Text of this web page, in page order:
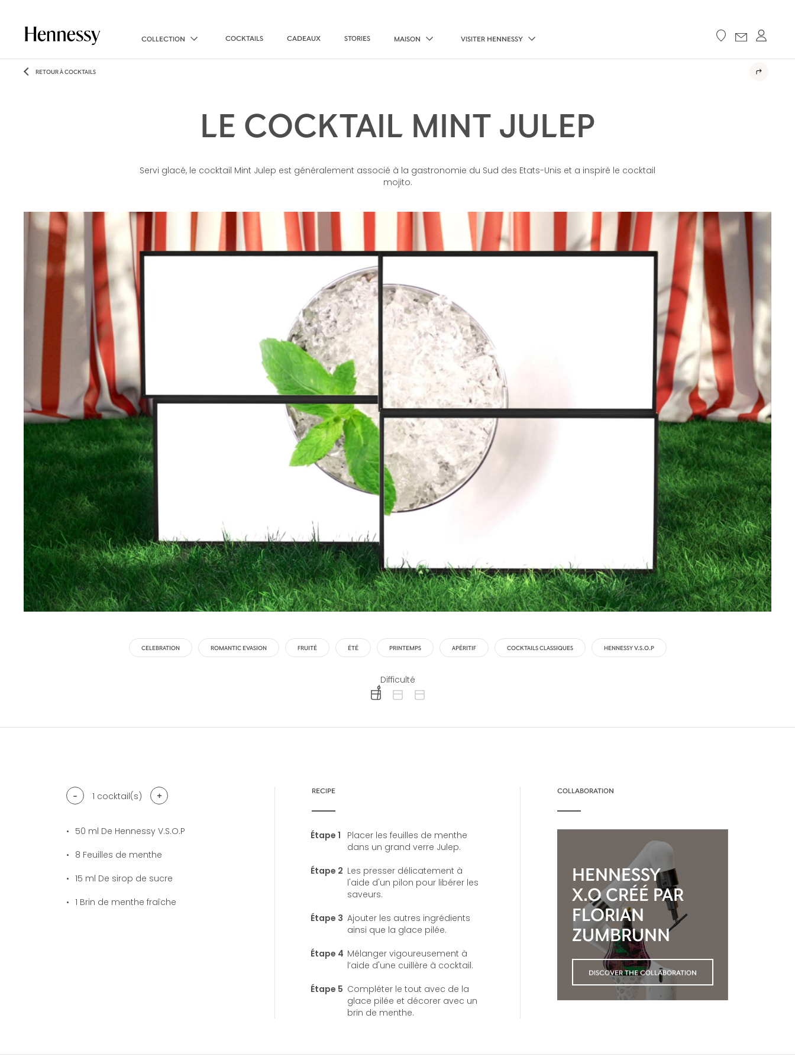
COLLECTION COCKTAILS CADEAUX STORIES MAISON VISITER HENNESSY
RETOUR À COCKTAILS
LE COCKTAIL MINT JULEP
Servi glacé, le cocktail Mint Julep est généralement associé à la gastronomie du Sud des Etats-Unis et a inspiré le cocktail
mojito.
CELEBRATION ROMANTIC EVASION FRUITÉ ÉTÉ PRINTEMPS APÉRITIF COCKTAILS CLASSIQUES HENNESSY V.S.O.P
Difficulté
difficulty level: easy
- 1 cocktail(s) +
50 ml De Hennessy V.S.O.P
8 Feuilles de menthe
15 ml De sirop de sucre
1 Brin de menthe fraîche
RECIPE
Placer les feuilles de menthe
dans un grand verre Julep.
Les presser délicatement à
l'aide d'un pilon pour libérer les
saveurs.
Ajouter les autres ingrédients
ainsi que la glace pilée.
Mélanger vigoureusement à
l’aide d'une cuillère à cocktail.
Compléter le tout avec de la
glace pilée et décorer avec un
brin de menthe.
COLLABORATION
HENNESSY
X.O CRÉÉ PAR
FLORIAN
ZUMBRUNN
DISCOVER THE COLLABORATION